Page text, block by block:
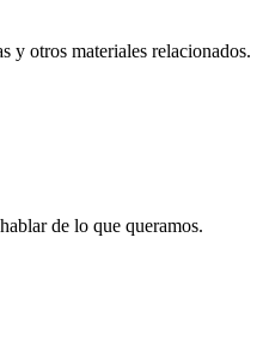
y otros materiales relacionados.
de lo que queramos.